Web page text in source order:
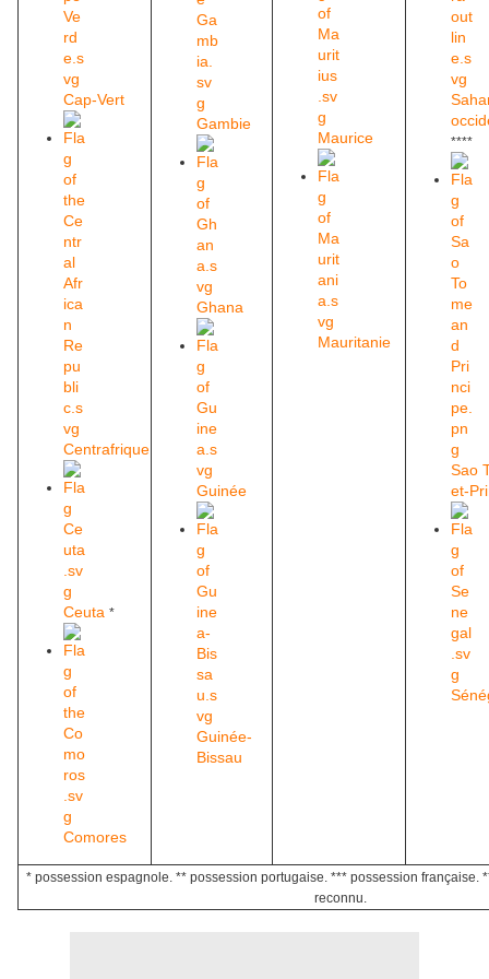
Cap-Vert
Centrafrique
Ceuta *
Comores
Gambie
Ghana
Guinée
Guinée-
Bissau
Maurice
Mauritanie
****
Sao
et-
* possession espagnole. ** possession portugaise. *** possession française.
reconnu.